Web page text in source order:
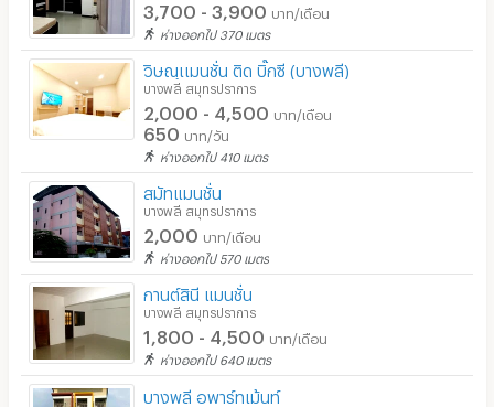
มีระบบรักษาความปลอดภัย (สแกนลายนิ้วมือ)
กล้องวงจรปิด (CCTV)
รปภ.
ร้านขายอาหาร
ร้านค้า สะดวกซื้อ
ร้านซัก-รีด / มีบริการเครื่องซักผ้า
ร้านทำผม-เสริมสวย
สถานี charge รถไฟฟ้า
3,700 - 3,900 บาท/เดือน
ห่างออกไป 370 เมตร
วิษณุเเมนชั่น ติด บิ๊กซี (บางพลี)
บางพลี สมุทรปราการ
2,000 - 4,500 บาท/เดือน
650 บาท/วัน
ห่างออกไป 410 เมตร
สมัทแมนชั่น
บางพลี สมุทรปราการ
2,000 บาท/เดือน
ห่างออกไป 570 เมตร
กานต์สินี แมนชั่น
บางพลี สมุทรปราการ
1,800 - 4,500 บาท/เดือน
ห่างออกไป 640 เมตร
บางพลี อพาร์ทเม้นท์